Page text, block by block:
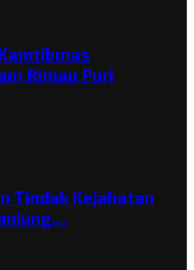
Rimau Puri
Tindak Kejahatan